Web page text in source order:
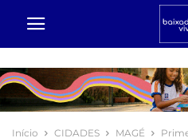
Início CIDADES MAGÉ